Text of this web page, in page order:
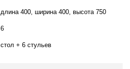
длина 400, ширина 400, высота 750
6
стол + 6 стульев